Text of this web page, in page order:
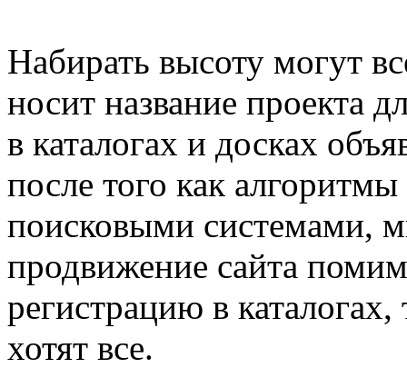
Набирать высоту могут
носит название проекта
в каталогах и досках
после того как
поисковыми системами,
продвижение сайта
регистрацию в
хотят все.